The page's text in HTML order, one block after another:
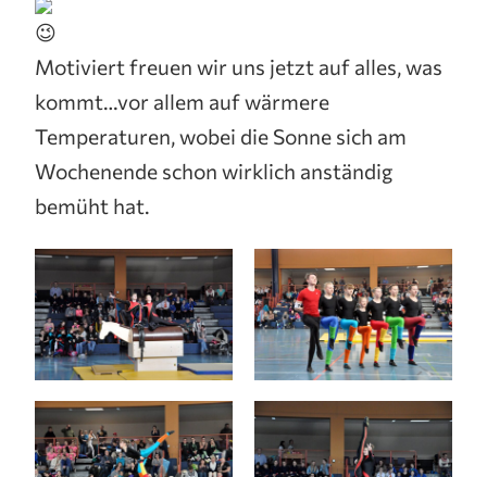
Motiviert freuen wir uns jetzt auf alles, was
kommt…vor allem auf wärmere
Temperaturen, wobei die Sonne sich am
Wochenende schon wirklich anständig
bemüht hat.